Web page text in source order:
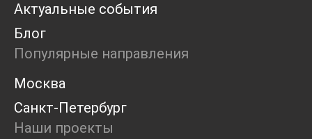
Open call
Экскурсия
Дискуссия
Cosmoscow 2024
Blazar 2024
Встречи
Круглый стол
Актуальные события
Блог
Популярные направления
Москва
Санкт-Петербург
Наши проекты